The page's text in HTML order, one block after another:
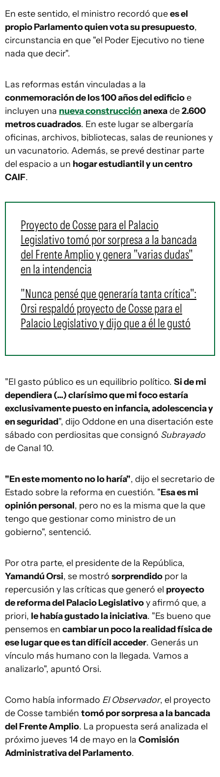
En este sentido, el ministro recordó quees el
propio Parlamento quien vota su presupuesto,
circunstancia en que "el Poder Ejecutivo no tiene
nada que decir".
Las reformas están vinculadas a la
conmemoración de los 100 años del edificioe
incluyen una nueva construcciónanexade2.600
metros cuadrados. En este lugar se albergaría
oficinas, archivos, bibliotecas, salas de reuniones y
un vacunatorio. Además, se prevé destinar parte
del espacio a un hogar estudiantil y un centro
CAIF.
Proyecto de Cosse para el Palacio
Legislativo tomó por sorpresa a la bancada
del Frente Amplio y genera "varias dudas"
en la intendencia
"Nunca pensé que generaría tanta crítica":
Orsi respaldó proyecto de Cosse para el
Palacio Legislativo y dijo que a él le gustó
"El gasto público es un equilibrio político. Si de mi
dependiera (...) clarísimo que mi foco estaría
exclusivamente puesto en infancia, adolescencia y
en seguridad", dijo Oddone en una disertación este
sábado con perdiositas que consignó Subrayado
de Canal 10.
"En este momento no lo haría", dijo el secretario de
Estado sobre la reforma en cuestión. "Esa es mi
opinión personal, pero no es la misma que la que
tengo que gestionar como ministro de un
gobierno", sentenció.
Por otra parte, el presidente de la República,
Yamandú Orsi, se mostró sorprendido por la
repercusión y las críticas que generó el proyecto
de reforma del Palacio Legislativoy afirmó que, a
priori, le había gustado la iniciativa. "Es bueno que
pensemos en cambiar un poco la realidad física de
ese lugar que es tan difícil acceder. Generás un
vínculo más humano con la llegada. Vamos a
analizarlo", apuntó Orsi.
Como había informado El Observador, el proyecto
de Cosse también tomó por sorpresa a la bancada
del Frente Amplio. La propuesta será analizada el
próximo jueves 14 de mayo en la Comisión
Administrativa del Parlamento.